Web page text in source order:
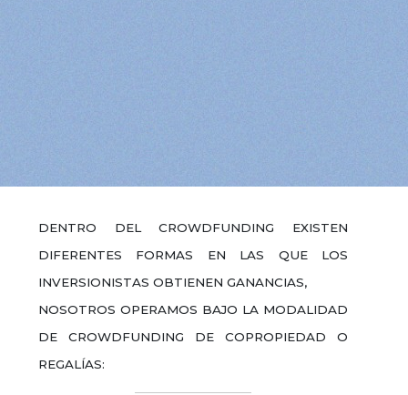
DENTRO DEL CROWDFUNDING EXISTEN
DIFERENTES FORMAS EN LAS QUE LOS
INVERSIONISTAS OBTIENEN GANANCIAS,
NOSOTROS OPERAMOS BAJO LA MODALIDAD
DE CROWDFUNDING DE COPROPIEDAD O
REGALÍAS: